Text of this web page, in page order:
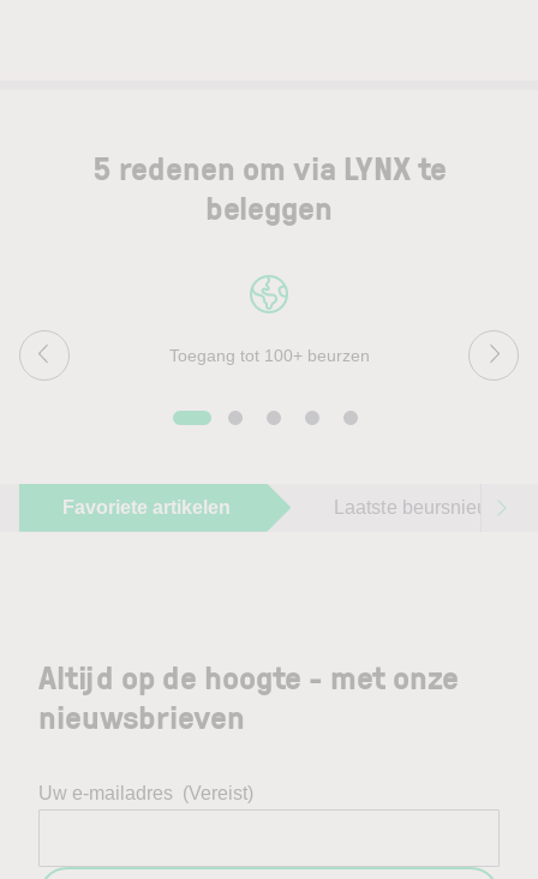
5 redenen om via LYNX te
beleggen
Toegang tot 100+ beurzen
Favoriete artikelen Laatste beursnieuws
Altijd op de hoogte - met onze
nieuwsbrieven
Uw e-mailadres (Vereist)